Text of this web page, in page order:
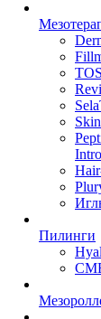
Пилинги